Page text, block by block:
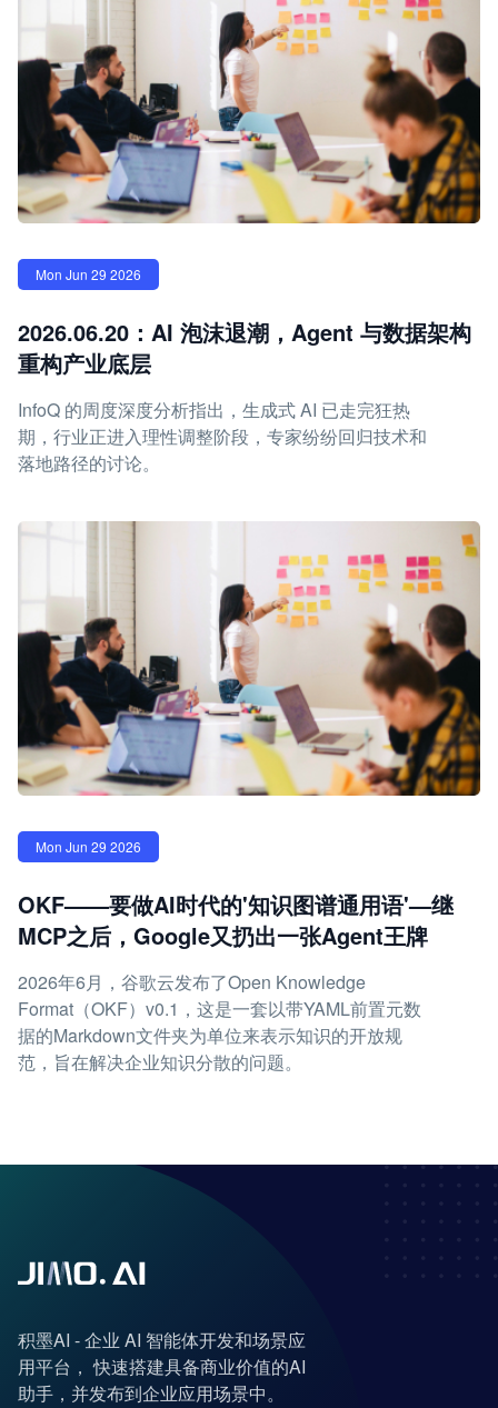
Mon Jun 29 2026
2026.06.20：AI 泡沫退潮，Agent 与数据架构
重构产业底层
InfoQ 的周度深度分析指出，生成式 AI 已走完狂热
期，行业正进入理性调整阶段，专家纷纷回归技术和
落地路径的讨论。
Mon Jun 29 2026
OKF——要做AI时代的'知识图谱通用语'—继
MCP之后，Google又扔出一张Agent王牌
2026年6月，谷歌云发布了Open Knowledge
Format（OKF）v0.1，这是一套以带YAML前置元数
据的Markdown文件夹为单位来表示知识的开放规
范，旨在解决企业知识分散的问题。
积墨AI - 企业 AI 智能体开发和场景应
用平台， 快速搭建具备商业价值的AI
助手，并发布到企业应用场景中。